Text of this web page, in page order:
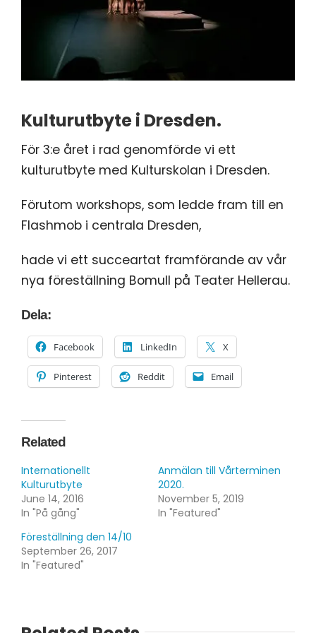
Kulturutbyte i Dresden.
För 3:e året i rad genomförde vi ett
kulturutbyte med Kulturskolan i Dresden.
Förutom workshops, som ledde fram till en
Flashmob i centrala Dresden,
hade vi ett succeartat framförande av vår
nya föreställning Bomull på Teater Hellerau.
Dela:
Facebook LinkedIn X
Pinterest Reddit Email
Related
Internationellt
Kulturutbyte
June 14, 2016
In "På gång"
Anmälan till Vårterminen
2020.
November 5, 2019
In "Featured"
Föreställning den 14/10
September 26, 2017
In "Featured"